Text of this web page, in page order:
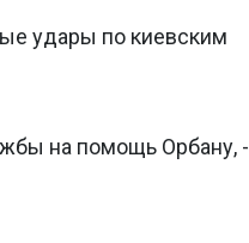
удары по киевским
на помощь Орбану, -